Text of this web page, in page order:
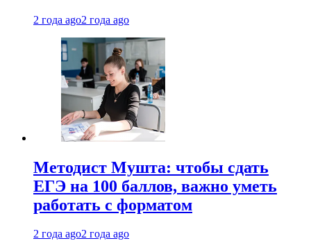
2 года ago2 года ago
Методист Мушта: чтобы сдать
ЕГЭ на 100 баллов, важно уметь
работать с форматом
2 года ago2 года ago